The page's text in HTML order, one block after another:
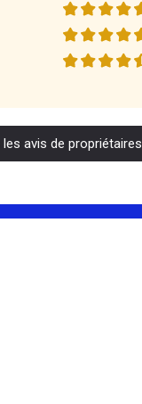
avis de propriétaires